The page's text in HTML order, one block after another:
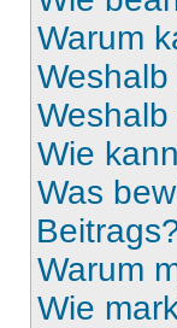
Warum
Wie
Was
Warum
Wie